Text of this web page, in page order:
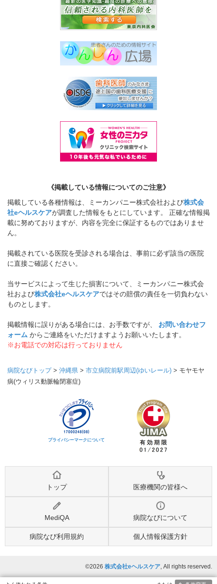
《掲載している情報についてのご注意》
掲載している各種情報は、ミーカンパニー株式会社および株式会
社eヘルスケアが調査した情報をもとにしています。 正確な情報掲
載に努めておりますが、内容を完全に保証するものではありませ
ん。
掲載されている医院を受診される場合は、事前に必ず該当の医院
に直接ご確認ください。
当サービスによって生じた損害について、ミーカンパニー株式会
社および株式会社eヘルスケアではその賠償の責任を一切負わない
ものとします。
掲載情報に誤りがある場合には、お手数ですが、 お問い合わせフ
ォーム からご連絡をいただけますようお願いいたします。
※お電話での対応は行っておりません
病院なびトップ> 沖縄県 > 市立病院前駅周辺(ゆいレール) > モヤモヤ
病(ウィリス動脈輪閉塞症)
プライバシーマークについて
トップ 医療機関の皆様へ
MediQA 病院なびについて
病院なび利用規約 個人情報保護方針
©2026 株式会社eヘルスケア, All rights reserved.